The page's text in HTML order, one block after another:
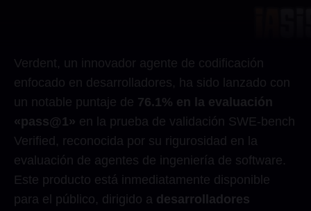
Verdent, un innovador agente de codificación
enfocado en desarrolladores, ha sido lanzado con
un notable puntaje de 76.1% en la evaluación
«pass@1» en la prueba de validación SWE-bench
Verified, reconocida por su rigurosidad en la
evaluación de agentes de ingeniería de software.
Este producto está inmediatamente disponible
para el público, dirigido a desarrolladores